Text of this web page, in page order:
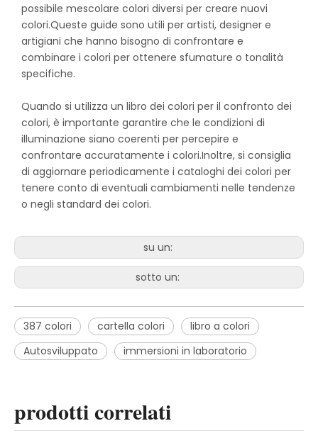
possibile mescolare colori diversi per creare nuovi
colori.Queste guide sono utili per artisti, designer e
artigiani che hanno bisogno di confrontare e
combinare i colori per ottenere sfumature o tonalità
specifiche.
Quando si utilizza un libro dei colori per il confronto dei
colori, è importante garantire che le condizioni di
illuminazione siano coerenti per percepire e
confrontare accuratamente i colori.Inoltre, si consiglia
di aggiornare periodicamente i cataloghi dei colori per
tenere conto di eventuali cambiamenti nelle tendenze
o negli standard dei colori.
su un:
sotto un:
387 colori cartella colori
libro a colori
Autosviluppato
immersioni in laboratorio
prodotti correlati